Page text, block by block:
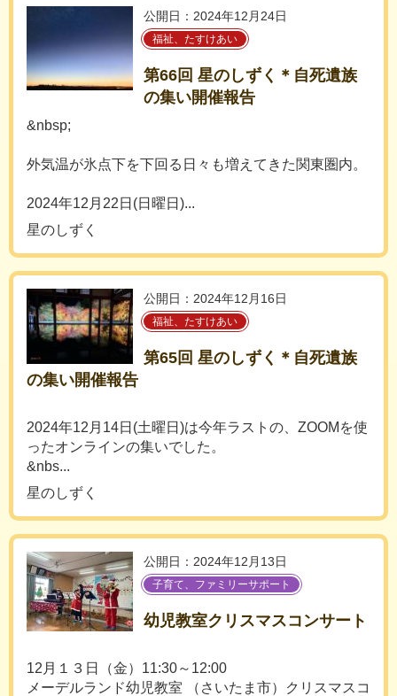
公開日：2024年12月24日
福祉、たすけあい
第66回 星のしずく＊自死遺族
の集い開催報告
&nbsp;
外気温が氷点下を下回る日々も増えてきた関東圏内。
2024年12月22日(日曜日)...
星のしずく
公開日：2024年12月16日
福祉、たすけあい
第65回 星のしずく＊自死遺族
の集い開催報告
2024年12月14日(土曜日)は今年ラストの、ZOOMを使
ったオンラインの集いでした。
&nbs...
星のしずく
公開日：2024年12月13日
子育て、ファミリーサポート
幼児教室クリスマスコンサート
12月１３日（金）11:30～12:00
メーデルランド幼児教室 （さいたま市）クリスマスコ